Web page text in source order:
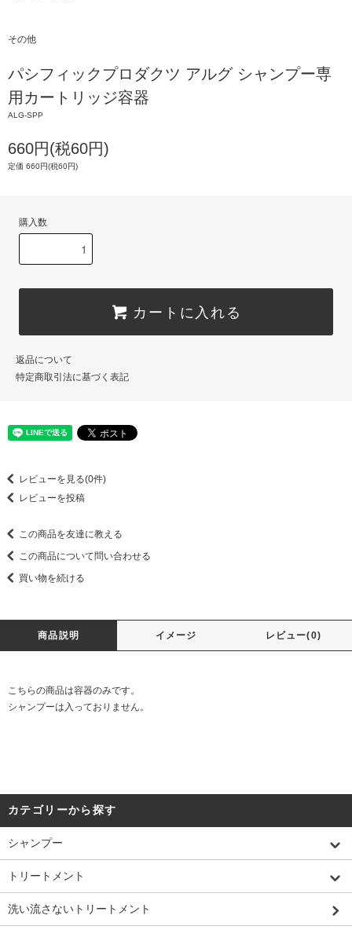
その他
パシフィックプロダクツ アルグ シャンプー専
用カートリッジ容器
ALG-SPP
660円(税60円)
定価 660円(税60円)
購入数
カートに入れる
返品について
特定商取引法に基づく表記
レビューを見る(0件)
レビューを投稿
この商品を友達に教える
この商品について問い合わせる
買い物を続ける
商品説明 イメージ レビュー(0)
こちらの商品は容器のみです。
シャンプーは入っておりません。
カテゴリーから探す
シャンプー
トリートメント
洗い流さないトリートメント